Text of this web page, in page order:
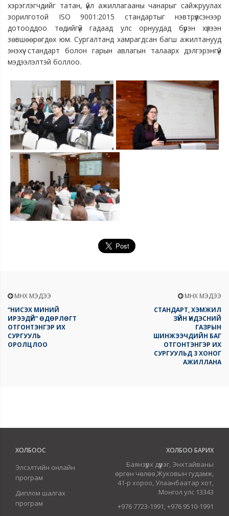
хэрэглэгчдийг татан, үйл ажиллагааны чанарыг сайжруулах
зорилготой ISO 9001:2015 стандартыг нэвтрүүлсэнээр
дотооддоо төдийгүй гадаад улс орнуудад бүрэн хүлээн
зөвшөөрөгдөх юм. Cургалтанд хамрагдсан багш ажилтанууд
энэхүү стандарт болон гарын авлагын талаарх дэлгэрэнгүй
мэдээлэлтэй боллоо.
ӨМНӨХ МЭДЭЭ
“НИСЭХ МИНИЙ
ИРЭЭДҮЙ” ӨДӨРЛӨГТ
ОТГОНТЭНГЭР ИХ
СУРГУУЛЬ
ОРОЛЦЛОО
ӨМНӨХ МЭДЭЭ
СТАНДАРТ, ХЭМЖИЛ
ЗҮЙН ҮНДЭСНИЙ
ГАЗРЫН
ШИНЖЭЭЧДИЙН БАГ
ОТГОНТЭНГЭР ИХ
СУРГУУЛЬД 3 ХОНОГ
АЖИЛЛАНА
ХОЛБООС
Элсэлтийн онлайн
програм
Диплом шалгах
програм
ХОЛБОО БАРИХ
Баянзүрх дүүрэг, Энхтайваны
өргөн чөлөө,Жуковын гудамж,
41-р хороо, Улаанбаатар хот,
Монгол улс 13343
+976 7723-1991, +976 9510-1991